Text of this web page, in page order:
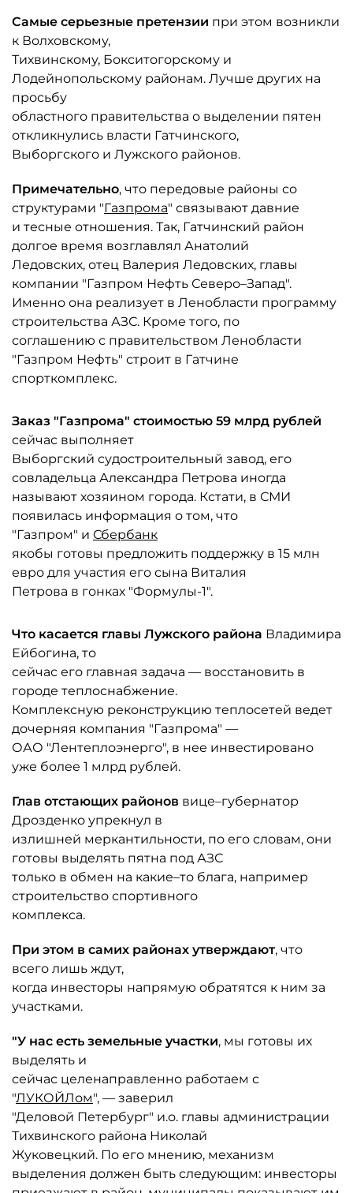
Самые серьезные претензии при этом возникли
к Волховскому,
Тихвинскому, Бокситогорскому и
Лодейнопольскому районам. Лучше других на
просьбу
областного правительства о выделении пятен
откликнулись власти Гатчинского,
Выборгского и Лужского районов.
Примечательно, что передовые районы со
структурами "Газпрома" связывают давние
и тесные отношения. Так, Гатчинский район
долгое время возглавлял Анатолий
Ледовских, отец Валерия Ледовских, главы
компании "Газпром Нефть Северо–Запад".
Именно она реализует в Ленобласти программу
строительства АЗС. Кроме того, по
соглашению с правительством Ленобласти
"Газпром Нефть" строит в Гатчине
спорткомплекс.
Заказ "Газпрома" стоимостью 59 млрд рублей
сейчас выполняет
Выборгский судостроительный завод, его
совладельца Александра Петрова иногда
называют хозяином города. Кстати, в СМИ
появилась информация о том, что
"Газпром" и Сбербанк
якобы готовы предложить поддержку в 15 млн
евро для участия его сына Виталия
Петрова в гонках "Формулы-1".
Что касается главы Лужского района Владимира
Ейбогина, то
сейчас его главная задача — восстановить в
городе теплоснабжение.
Комплексную реконструкцию теплосетей ведет
дочерняя компания "Газпрома" —
ОАО "Лентеплоэнерго", в нее инвестировано
уже более 1 млрд рублей.
Глав отстающих районов вице–губернатор
Дрозденко упрекнул в
излишней меркантильности, по его словам, они
готовы выделять пятна под АЗС
только в обмен на какие–то блага, например
строительство спортивного
комплекса.
При этом в самих районах утверждают, что
всего лишь ждут,
когда инвесторы напрямую обратятся к ним за
участками.
"У нас есть земельные участки, мы готовы их
выделять и
сейчас целенаправленно работаем с
"ЛУКОЙЛом", — заверил
"Деловой Петербург" и.о. главы администрации
Тихвинского района Николай
Жуковецкий. По его мнению, механизм
выделения должен быть следующим: инвесторы